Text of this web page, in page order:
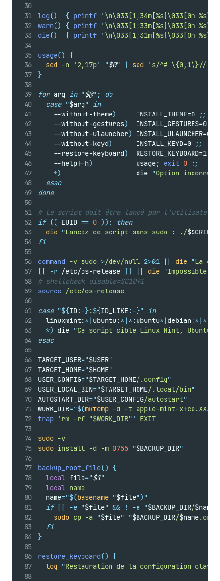
log() { printf ' \n\033[1;34m[%s]\033[0m %s\n
warn() { printf ' \n\033[1;33m[%s]\033[0m %s\n
die() { printf ' \n\033[1;31m[%s]\033[0m %s\n
usage()
{
sed
-n ' 2,17p' "$0" sed ' s/^# \{0,1\}//
}
for arg in "$@" ;
do
case "$arg" in
    --without-theme
)
     INSTALL_THEME=0
;;
    --without-gestures
)
  INSTALL_GESTURES=0
    --without-ulauncher
) INSTALL_ULAUNCHER=0
    --without-keyd
)
      INSTALL_KEYD=0
;;
    --restore-keyboard
)
  RESTORE_KEYBOARD=1
    --help
|-h)
           usage
; exit 0
;;
*)
                   die
"Option
esac
done
# Le script doit être lancé par l'utilisateur
if (( EUID == 0 ));
then
die "Lancez ce script sans sudo : ./
fi
command -v sudo >/dev/null 2>&1 die "La
[[
-r /etc/os-release ]] die "Impossible
# shellcheck disable=SC1091
source /etc/os-release
case "${ID:-}:${ID_LIKE:-}" in
  linuxmint:
*| ubuntu:*|*:ubuntu*| debian:*|*
*)
die "Ce script cible Linux Mint, Ubuntu
esac
TARGET_USER="$USER"
TARGET_HOME="$HOME"
USER_CONFIG="$TARGET_HOME/.config"
USER_LOCAL_BIN="$TARGET_HOME/.local/bin"
AUTOSTART_DIR="$USER_CONFIG/autostart"
WORK_DIR="$(mktemp -d -t apple-mint-
trap
' rm -rf "$WORK_DIR" ' EXIT
sudo -v
sudo install -d -m 0755 "$BACKUP_DIR"
backup_root_file()
{
local file="$1"
local name
  name
="$(basename "$file")"
if
[[ -e "$file" && ! -e "$BACKUP_DIR/$name
sudo cp -a "$file" "$BACKUP_DIR/$name
fi
}
restore_keyboard()
{
log
"Restauration de la configuration